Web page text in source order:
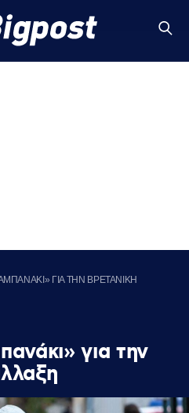
ΓΙΑ ΤΗΝ ΒΡΕΤΑΝΙΚΗ
για την